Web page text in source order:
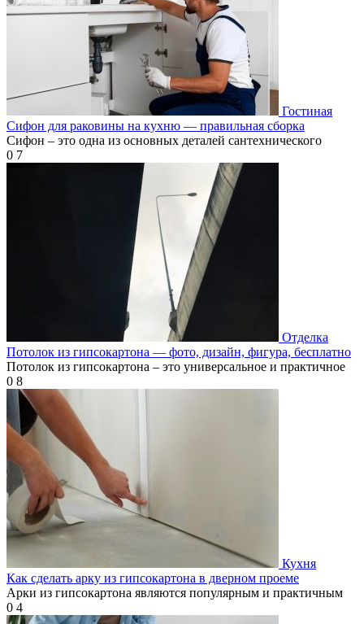
Гостиная
Сифон для раковины на кухню — правильная сборка
Сифон – это одна из основных деталей сантехнического
0 7
Отделка
Потолок из гипсокартона — фото, дизайн, фигура, бесплатно
Потолок из гипсокартона – это универсальное и практичное
0 8
Кухня
Как сделать арку из гипсокартона в дверном проеме
Арки из гипсокартона являются популярным и практичным
0 4